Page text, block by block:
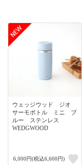
ウェッジウッド ジオ
サーモボトル ミニ ブ
ルー ステンレス
WEDGWOOD
6,000円(税込6,600円)